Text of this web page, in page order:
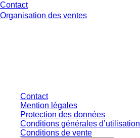
Contact
Organisation des ventes
Contact
Mention légales
Protection des données
Conditions générales d’utilisation
Conditions de vente